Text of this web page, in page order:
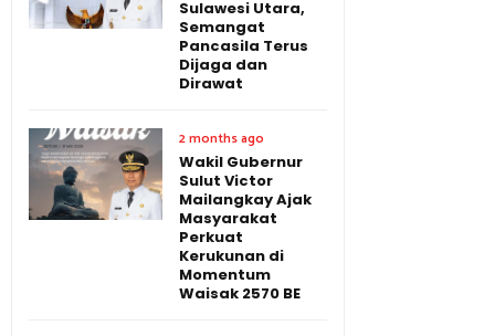
Sulawesi Utara,
Semangat
Pancasila Terus
Dijaga dan
Dirawat
2 months ago
Wakil Gubernur
Sulut Victor
Mailangkay Ajak
Masyarakat
Perkuat
Kerukunan di
Momentum
Waisak 2570 BE